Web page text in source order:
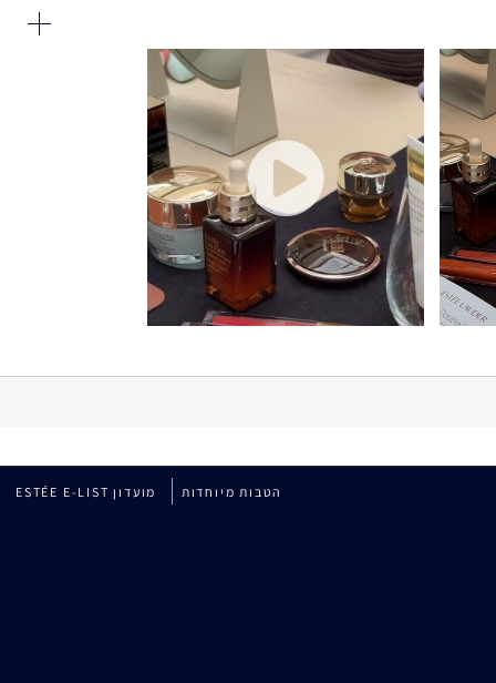
Ingredients: Water\Aqua\Eau, Methyl Trimethicone,
Annuus (Sunflower) Seed Extract, Propylene Glycol
Vulgaris (Beet) Root Extract\Beta Vulgaris\Extrait De
Polygala Senega Root Extract, Berberis
Dimethicone, Lauryl Peg-9
Extract\Faex\Extrait De Levure, Tribehenin, Glucose,
Polysilicone-11, Synthetic Fluorphlogopite, Xanthan
Nitrate, Potassium Phosphate, Disodium Edta,
הטבות מיוחדות מועדון ESTÉE E-LIST